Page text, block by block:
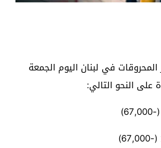
في لبنان اليوم الجمعة
على النحو التالي: